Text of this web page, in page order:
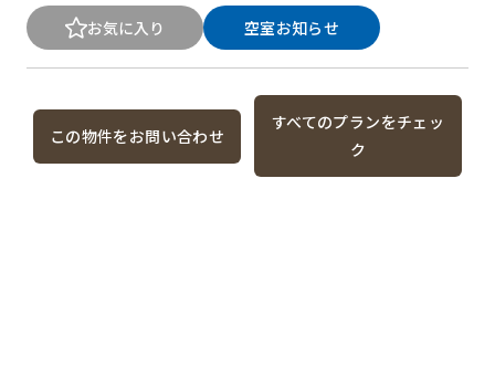
お気に入り 空室お知らせ
この物件をお問い合わせ
すべてのプランをチェッ
ク